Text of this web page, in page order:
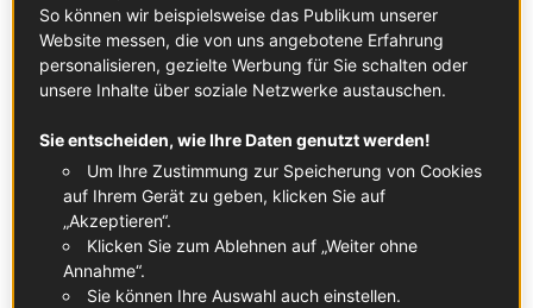
FRANZÖSISCHE GASTRONOMIE
Kreativ mit Pinsel und
Kochlöffel:
Creatorinnen und
Creator erleben die
sommerliche Vielfalt
französischer Produkte
So können wir beispielsweise das Publikum unserer
Website messen, die von uns angebotene Erfahrung
personalisieren, gezielte Werbung für Sie schalten oder
unsere Inhalte über soziale Netzwerke austauschen.
Sie entscheiden, wie Ihre Daten genutzt werden!
Um Ihre Zustimmung zur Speicherung von Cookies
auf Ihrem Gerät zu geben, klicken Sie auf
„Akzeptieren“.
Klicken Sie zum Ablehnen auf „Weiter ohne
Annahme“.
Sie können Ihre Auswahl auch einstellen.